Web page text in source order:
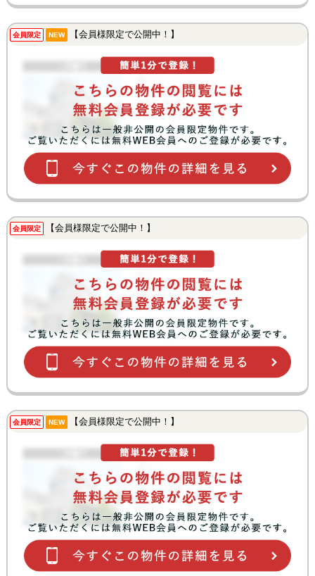
会員限定 NEW 【会員様限定で公開中！】
会員限定 【会員様限定で公開中！】
会員限定 NEW 【会員様限定で公開中！】